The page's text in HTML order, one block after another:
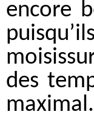
encore
des
maximal.